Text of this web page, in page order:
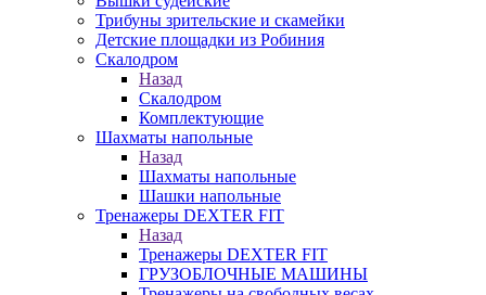
Трибуны зрительские и скамейки
Детские площадки из Робиния
Скалодром
Назад
Скалодром
Комплектующие
Шахматы напольные
Назад
Шахматы напольные
Шашки напольные
Тренажеры DEXTER FIT
Назад
Тренажеры DEXTER FIT
ГРУЗОБЛОЧНЫЕ МАШИНЫ